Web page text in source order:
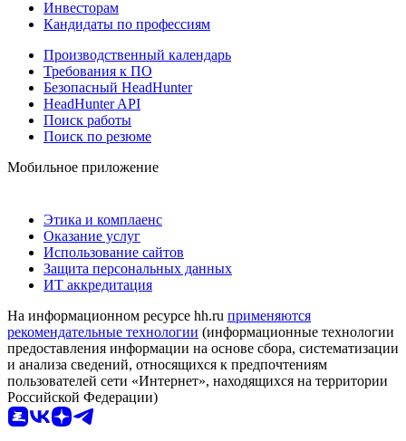
Инвесторам
Кандидаты по профессиям
Производственный календарь
Требования к ПО
Безопасный HeadHunter
HeadHunter API
Поиск работы
Поиск по резюме
Мобильное приложение
Этика и комплаенс
Оказание услуг
Использование сайтов
Защита персональных данных
ИТ аккредитация
На информационном ресурсе hh.ru применяются
рекомендательные технологии (информационные технологии
предоставления информации на основе сбора, систематизации
и анализа сведений, относящихся к предпочтениям
пользователей сети «Интернет», находящихся на территории
Российской Федерации)